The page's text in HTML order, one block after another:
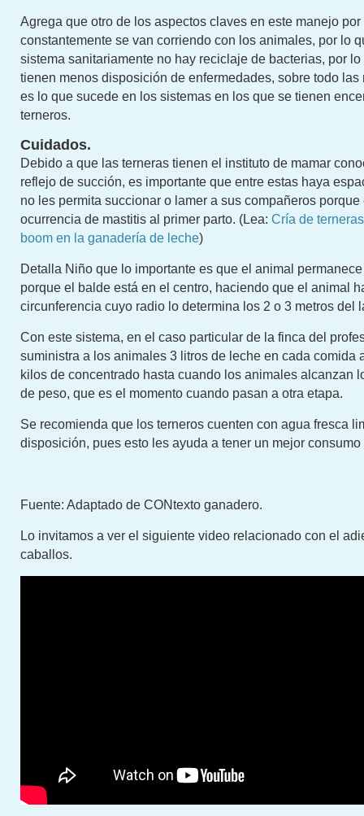
Agrega que otro de los aspectos claves en este manejo
constantemente se van corriendo con los animales, por lo
sistema sanitariamente no hay reciclaje de bacterias, por
tienen menos disposición de enfermedades, sobre todo las
es lo que sucede en los sistemas en los que se tienen
terneros.
Cuidados.
Debido a que las terneras tienen el instituto de mamar
reflejo de succión, es importante que entre estas haya
no les permita succionar o lamer a sus compañeros
ocurrencia de mastitis al primer parto. (Lea: Cría de
boom en la ganadería de leche)
Detalla Niño que lo importante es que el animal
porque el balde está en el centro, haciendo que el animal
circunferencia cuyo radio lo determina los 2 o 3 metros del
Con este sistema, en el caso particular de la finca del
suministra a los animales 3 litros de leche en cada comida
kilos de concentrado hasta cuando los animales alcanzan
de peso, que es el momento cuando pasan a otra etapa.
Se recomienda que los terneros cuenten con agua fresca
disposición, pues esto les ayuda a tener un mejor
Fuente: Adaptado de CONtexto ganadero.
Lo invitamos a ver el siguiente video relacionado con el
caballos.